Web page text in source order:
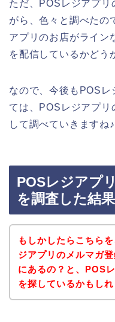
ただ、POSレジアプリ
がら、色々と調べたの
アプリのお店がライン
を配信しているかどう
なので、今後もPOSレ
ては、POSレジアプリ
して調べていきますね♪
POSレジアプ
を調査した結果
もしかしたらこちら
ジアプリのメルマガ
にあるの？と、POS
を探しているかもしれ